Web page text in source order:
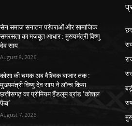
सेन समाज सनातन परंपराओं और सामाजिक
समरसता का मजबूत आधार : मुख्यमंत्री विष्णु
देव साय
August 8, 2026
कोसा की चमक अब वैश्विक बाजार तक :
मुख्यमंत्री विष्णु देव साय ने लॉन्च किया
छत्तीसगढ़ का प्रीमियम हैंडलूम ब्रांड ‘कोशल
फैब’
August 7, 2026